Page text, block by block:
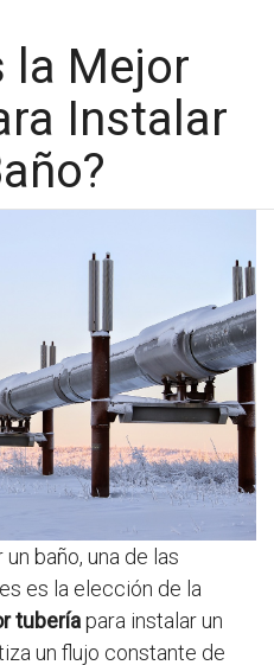
la Mejor
Instalar
baño, una de las
es la elección de la
tuberíapara instalar un
un flujo constante de